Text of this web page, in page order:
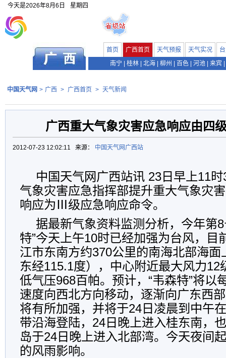
今天是2026年8月6日 星期四
首页 广西首页 天气预报 天气实况
南宁
桂林 北海 柳州 百色 河池 来宾
中国天气网 > 广西 > 广西首页 > 天气新闻
广西重大气象灾害应急响应由四
2012-07-23 12:02:11 来源： 中国天气网广西站
中国天气网广西站讯 23日早上11
气象灾害应急指挥部提升重大气象灾
响应为Ⅲ级应急响应命令。
据最新气象资料监测分析，今年第
特”今天上午10时已经加强为台风，目
江市东南方约370公里的南海北部海面
东经115.1度），中心附近最大风力12
低气压968百帕。预计，“韦森特”将以
速度向西北方向移动，逐渐向广东西
将有所加强，并将于24日凌晨到中午
带沿海登陆，24日晚上进入桂东南，
岛于24日晚上进入北部湾。今天夜间
的风雨影响。